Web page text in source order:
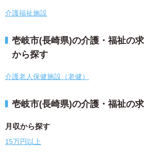
介護福祉施設
壱岐市(長崎県)の介護・福祉の
から探す
介護老人保健施設（老健）
壱岐市(長崎県)の介護・福祉の
月収から探す
15万円以上